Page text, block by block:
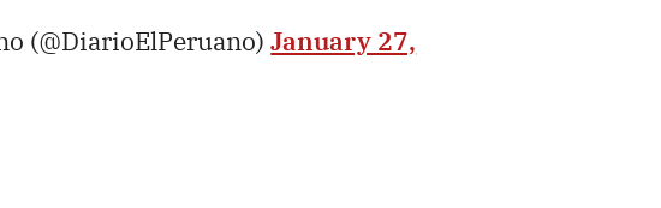
(@DiarioElPeruano)January 27,